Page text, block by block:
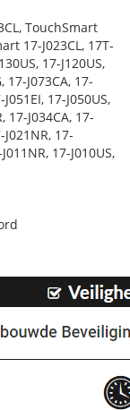
TouchSmart
17-J023CL, 17T-
17-J120US,
17-J073CA, 17-
17-J050US,
17-J034CA, 17-
J021NR, 17-
17-J010US,